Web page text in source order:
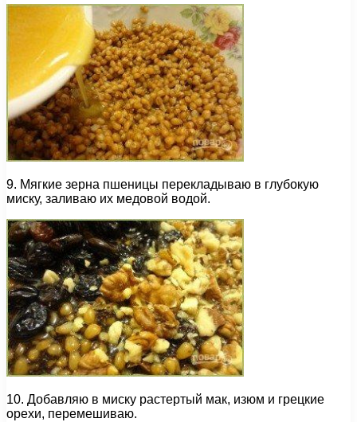
9. Мягкие зерна пшеницы перекладываю в глубокую
миску, заливаю их медовой водой.
10. Добавляю в миску растертый мак, изюм и грецкие
орехи, перемешиваю.